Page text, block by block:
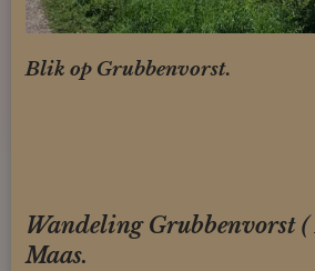
Blik op Grubbenvorst.
Wandeling Grubbenvorst (
Maas.